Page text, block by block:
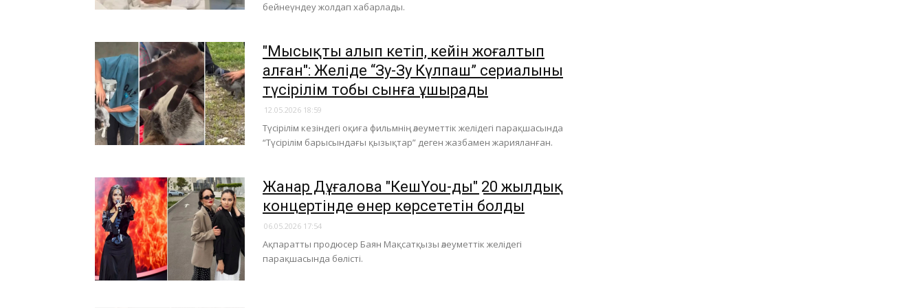
бейнеүндеу жолдап хабарлады.
"Мысықты алып кетіп, кейін жоғалтып
алған": Желіде “Зу-Зу Күлпаш” сериалының
түсірілім тобы сынға ұшырады
12.05.2026 18:59
Түсірілім кезіндегі оқиға фильмнің әлеуметтік желідегі парақшасында
“Түсірілім барысындағы қызықтар” деген жазбамен жарияланған.
Жанар Дұғалова "КешYou-дың" 20 жылдық
концертінде өнер көрсететін болды
06.05.2026 17:54
Ақпаратты продюсер Баян Мақсатқызы әлеуметтік желідегі
парақшасында бөлісті.